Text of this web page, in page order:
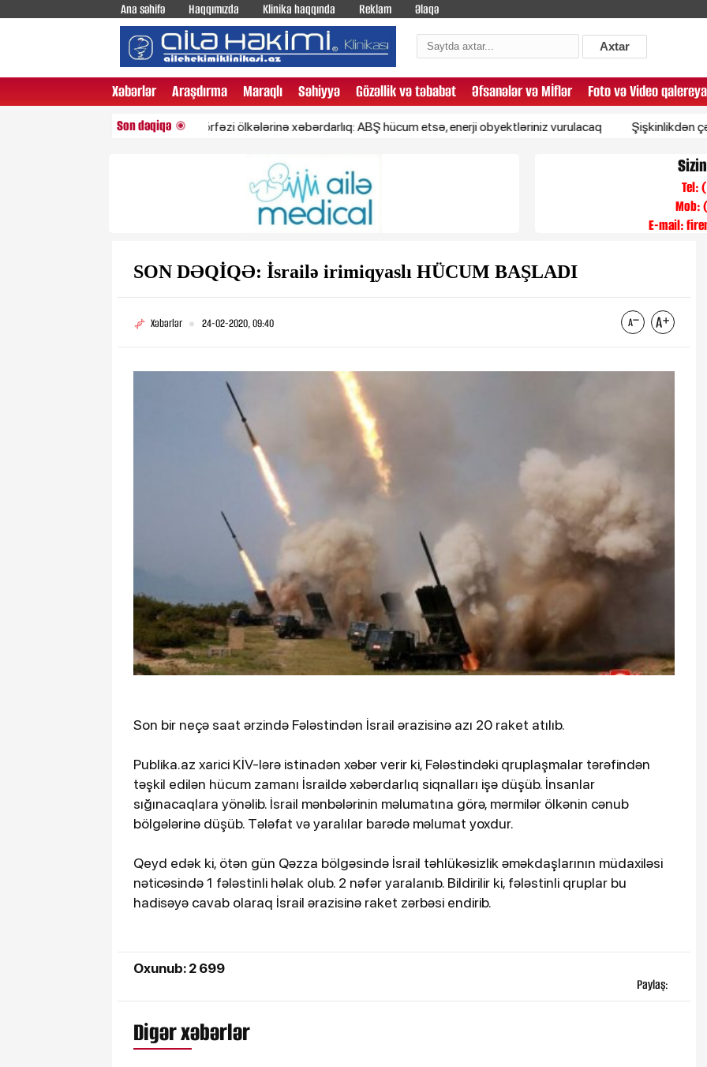
Ana səhifə Haqqımızda Klinika haqqında Reklam Əlaqə
Axtar
Xəbərlər Araşdırma Maraqlı Səhiyyə Gözəllik və təbabət Əfsanələr və Mİflər Foto və Video qalereya
Son dəqiqə
İrandan Fars körfəzi ölkələrinə xəbərdarlıq: ABŞ hücum etsə, enerji obyektləriniz vurulacaq Şişkinlikdən çənə
Tel:
Mob:
E-mail:
SON DƏQİQƏ: İsrailə irimiqyaslı HÜCUM BAŞLADI
Xəbərlər 24-02-2020, 09:40
Son bir neçə saat ərzində Fələstindən İsrail ərazisinə azı 20 raket atılıb.
Publika.az xarici KİV-lərə istinadən xəbər verir ki, Fələstindəki qruplaşmalar tərəfindən
təşkil edilən hücum zamanı İsraildə xəbərdarlıq siqnalları işə düşüb. İnsanlar
sığınacaqlara yönəlib. İsrail mənbələrinin məlumatına görə, mərmilər ölkənin cənub
bölgələrinə düşüb. Tələfat və yaralılar barədə məlumat yoxdur.
Qeyd edək ki, ötən gün Qəzza bölgəsində İsrail təhlükəsizlik əməkdaşlarının müdaxiləsi
nəticəsində 1 fələstinli həlak olub. 2 nəfər yaralanıb. Bildirilir ki, fələstinli qruplar bu
hadisəyə cavab olaraq İsrail ərazisinə raket zərbəsi endirib.
Oxunub: 2 699
Paylaş:
Digər xəbərlər
ABŞ və İran danışıqlarında
həlledici mərhələ: Razılaşma
İrandan Fars körfəzi
xəbərdarlıq: ABŞ hücum etsə,
enerji obyektləriniz vurulacaq